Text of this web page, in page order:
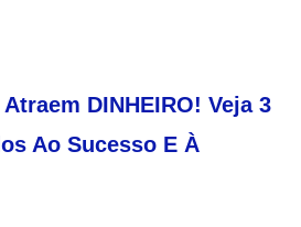
DINHEIRO! Veja 3
Ao Sucesso E À